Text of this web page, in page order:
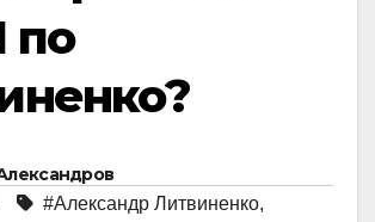
по
#Александр Литвиненко,